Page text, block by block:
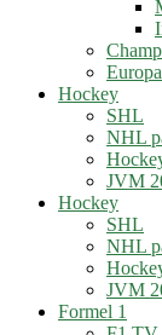
Hockey
SHL
NHL
JVM
Hockey
SHL
NHL
JVM
Formel 1